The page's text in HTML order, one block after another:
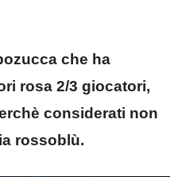
che ha
rosa 2/3 giocatori,
considerati non
rossoblù.